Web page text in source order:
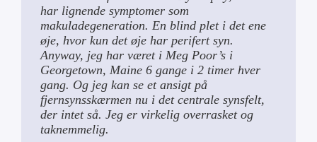
har lignende symptomer som
makuladegeneration. En blind plet i det ene
øje, hvor kun det øje har perifert syn.
Anyway, jeg har været i Meg Poor’s i
Georgetown, Maine 6 gange i 2 timer hver
gang. Og jeg kan se et ansigt på
fjernsynsskærmen nu i det centrale synsfelt,
der intet så. Jeg er virkelig overrasket og
taknemmelig.